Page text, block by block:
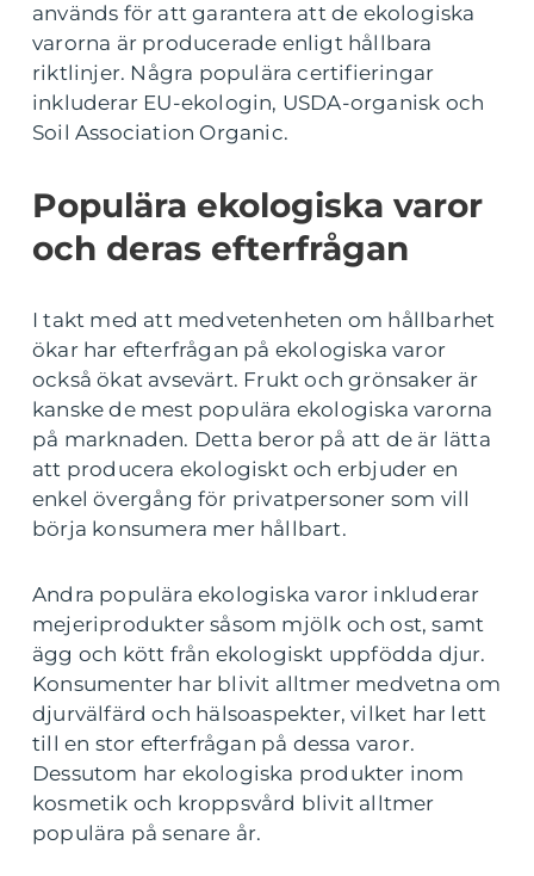
används för att garantera att de ekologiska
varorna är producerade enligt hållbara
riktlinjer. Några populära certifieringar
inkluderar EU-ekologin, USDA-organisk och
Soil Association Organic.
Populära ekologiska varor
och deras efterfrågan
I takt med att medvetenheten om hållbarhet
ökar har efterfrågan på ekologiska varor
också ökat avsevärt. Frukt och grönsaker är
kanske de mest populära ekologiska varorna
på marknaden. Detta beror på att de är lätta
att producera ekologiskt och erbjuder en
enkel övergång för privatpersoner som vill
börja konsumera mer hållbart.
Andra populära ekologiska varor inkluderar
mejeriprodukter såsom mjölk och ost, samt
ägg och kött från ekologiskt uppfödda djur.
Konsumenter har blivit alltmer medvetna om
djurvälfärd och hälsoaspekter, vilket har lett
till en stor efterfrågan på dessa varor.
Dessutom har ekologiska produkter inom
kosmetik och kroppsvård blivit alltmer
populära på senare år.